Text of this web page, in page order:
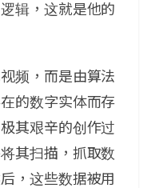
辑，这就是他的
频，而是由算法
的数字实体而存
其艰辛的创作过
其扫描，抓取数
，这些数据被用